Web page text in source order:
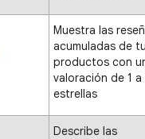
Muestra las
acumuladas de
productos con
valoración de 1 a
estrellas
Describe las